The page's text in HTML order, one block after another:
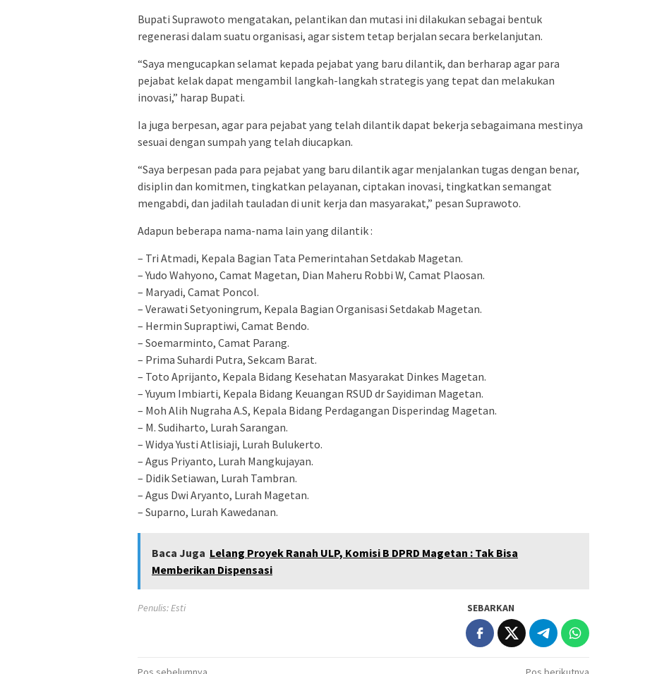
Bupati Suprawoto mengatakan, pelantikan dan mutasi ini dilakukan sebagai bentuk
regenerasi dalam suatu organisasi, agar sistem tetap berjalan secara berkelanjutan.
“Saya mengucapkan selamat kepada pejabat yang baru dilantik, dan berharap agar para
pejabat kelak dapat mengambil langkah-langkah strategis yang tepat dan melakukan
inovasi,” harap Bupati.
Ia juga berpesan, agar para pejabat yang telah dilantik dapat bekerja sebagaimana mestinya
sesuai dengan sumpah yang telah diucapkan.
“Saya berpesan pada para pejabat yang baru dilantik agar menjalankan tugas dengan benar,
disiplin dan komitmen, tingkatkan pelayanan, ciptakan inovasi, tingkatkan semangat
mengabdi, dan jadilah tauladan di unit kerja dan masyarakat,” pesan Suprawoto.
Adapun beberapa nama-nama lain yang dilantik :
– Tri Atmadi, Kepala Bagian Tata Pemerintahan Setdakab Magetan.
– Yudo Wahyono, Camat Magetan, Dian Maheru Robbi W, Camat Plaosan.
– Maryadi, Camat Poncol.
– Verawati Setyoningrum, Kepala Bagian Organisasi Setdakab Magetan.
– Hermin Supraptiwi, Camat Bendo.
– Soemarminto, Camat Parang.
– Prima Suhardi Putra, Sekcam Barat.
– Toto Aprijanto, Kepala Bidang Kesehatan Masyarakat Dinkes Magetan.
– Yuyum Imbiarti, Kepala Bidang Keuangan RSUD dr Sayidiman Magetan.
– Moh Alih Nugraha A.S, Kepala Bidang Perdagangan Disperindag Magetan.
– M. Sudiharto, Lurah Sarangan.
– Widya Yusti Atlisiaji, Lurah Bulukerto.
– Agus Priyanto, Lurah Mangkujayan.
– Didik Setiawan, Lurah Tambran.
– Agus Dwi Aryanto, Lurah Magetan.
– Suparno, Lurah Kawedanan.
Baca Juga Lelang Proyek Ranah ULP, Komisi B DPRD Magetan : Tak Bisa
Memberikan Dispensasi
Penulis: Esti SEBARKAN